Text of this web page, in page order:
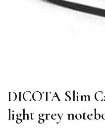
DICOTA Slim
light grey